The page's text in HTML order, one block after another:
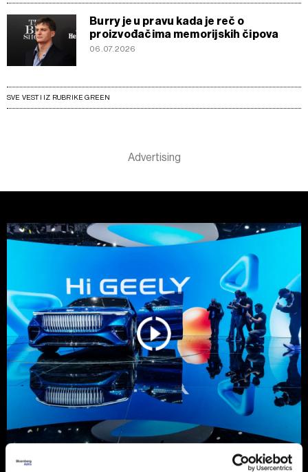
Burry je u pravu kada je reč o
proizvođačima memorijskih čipova
06.07.2026
SVE VESTI IZ RUBRIKE GREEN
Kako je kineskom Geelyju pošlo za